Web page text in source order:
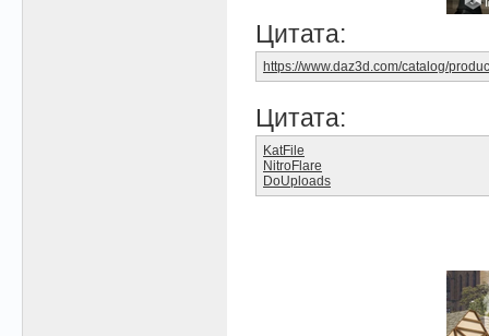
Цитата:
https://www.daz3d.com/catalog/
Цитата:
KatFile
NitroFlare
DoUploads